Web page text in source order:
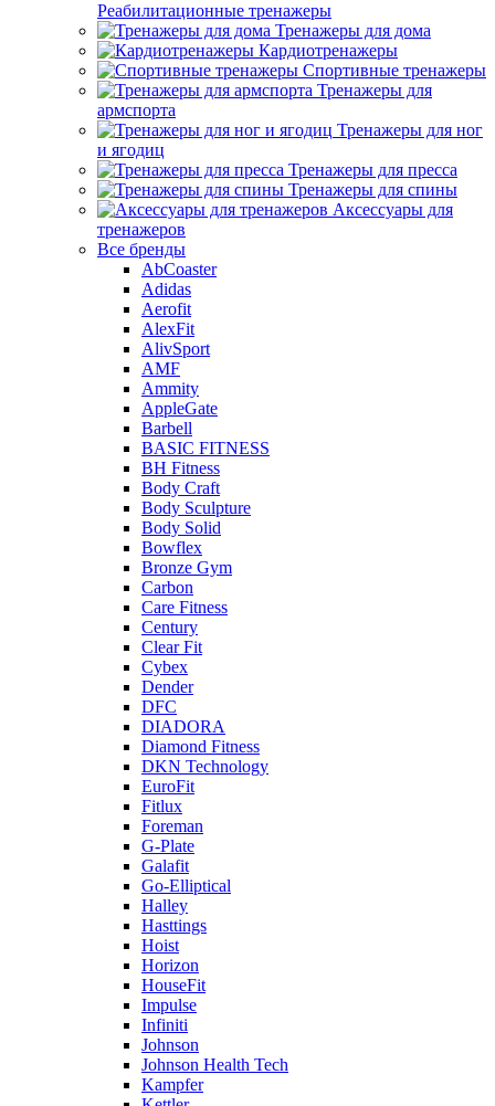
Реабилитационные тренажеры
Тренажеры для дома
Кардиотренажеры
Спортивные тренажеры
Тренажеры для
армспорта
Тренажеры для ног
и ягодиц
Тренажеры для пресса
Тренажеры для спины
Аксессуары для
тренажеров
Все бренды
AbCoaster
Adidas
Aerofit
AlexFit
AlivSport
AMF
Ammity
AppleGate
Barbell
BASIC FITNESS
BH Fitness
Body Craft
Body Sculpture
Body Solid
Bowflex
Bronze Gym
Carbon
Care Fitness
Century
Clear Fit
Cybex
Dender
DFC
DIADORA
Diamond Fitness
DKN Technology
EuroFit
Fitlux
Foreman
G-Plate
Galafit
Go-Elliptical
Halley
Hasttings
Hoist
Horizon
HouseFit
Impulse
Infiniti
Johnson
Johnson Health Tech
Kampfer